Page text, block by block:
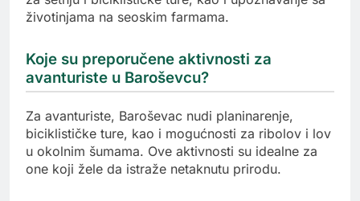
životinjama na seoskim farmama.
Koje su preporučene aktivnosti za
avanturiste u Baroševcu?
Za avanturiste, Baroševac nudi planinarenje,
biciklističke ture, kao i mogućnosti za ribolov i lov
u okolnim šumama. Ove aktivnosti su idealne za
one koji žele da istraže netaknutu prirodu.